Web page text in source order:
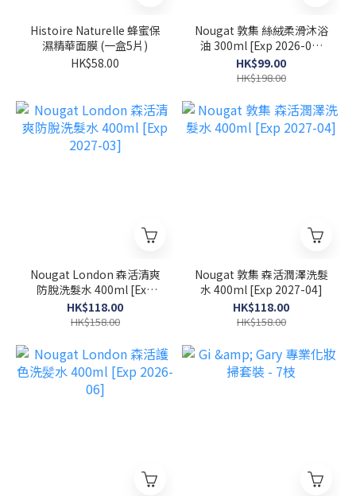
Histoire Naturelle 蜂蜜保
濕精華面膜 (一盒5片)
HK$58.00
Nougat 敦集 絲絨柔滑沐浴
油 300ml [Exp 2026-07-
30]
HK$99.00
HK$198.00
Nougat London 森活清爽
防脫洗髮水 400ml [Exp
2027-03]
HK$118.00
HK$158.00
Nougat 敦集 森活潤澤洗髮
水 400ml [Exp 2027-04]
HK$118.00
HK$158.00